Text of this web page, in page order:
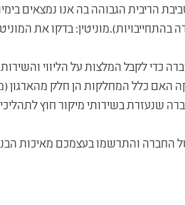
הריבית הגבוהה בה אנו נמצאים
בהתחייבויות).מוניטין: בדקו את
כדי לקבל המלצות על הליווי
האם כלל המחלקות הן חלק
שנעזרת בשירותי מיקור חוץ
והתרשמו בעצמכם מאיכות